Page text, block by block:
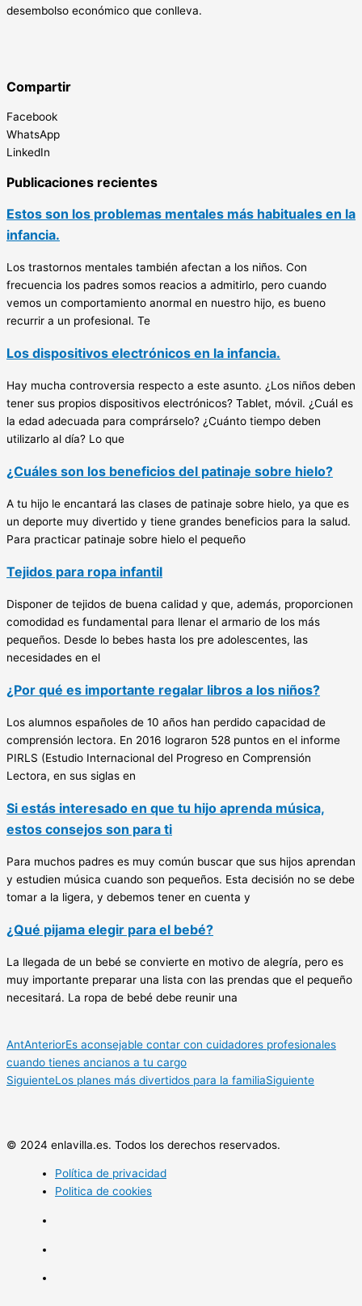
desembolso económico que conlleva.
Compartir
Facebook
WhatsApp
LinkedIn
Publicaciones recientes
Estos son los problemas mentales más habituales en la
infancia.
Los trastornos mentales también afectan a los niños. Con
frecuencia los padres somos reacios a admitirlo, pero cuando
vemos un comportamiento anormal en nuestro hijo, es bueno
recurrir a un profesional. Te
Los dispositivos electrónicos en la infancia.
Hay mucha controversia respecto a este asunto. ¿Los niños deben
tener sus propios dispositivos electrónicos? Tablet, móvil. ¿Cuál es
la edad adecuada para comprárselo? ¿Cuánto tiempo deben
utilizarlo al día? Lo que
¿Cuáles son los beneficios del patinaje sobre hielo?
A tu hijo le encantará las clases de patinaje sobre hielo, ya que es
un deporte muy divertido y tiene grandes beneficios para la salud.
Para practicar patinaje sobre hielo el pequeño
Tejidos para ropa infantil
Disponer de tejidos de buena calidad y que, además, proporcionen
comodidad es fundamental para llenar el armario de los más
pequeños. Desde lo bebes hasta los pre adolescentes, las
necesidades en el
¿Por qué es importante regalar libros a los niños?
Los alumnos españoles de 10 años han perdido capacidad de
comprensión lectora. En 2016 lograron 528 puntos en el informe
PIRLS (Estudio Internacional del Progreso en Comprensión
Lectora, en sus siglas en
Si estás interesado en que tu hijo aprenda música,
estos consejos son para ti
Para muchos padres es muy común buscar que sus hijos aprendan
y estudien música cuando son pequeños. Esta decisión no se debe
tomar a la ligera, y debemos tener en cuenta y
¿Qué pijama elegir para el bebé?
La llegada de un bebé se convierte en motivo de alegría, pero es
muy importante preparar una lista con las prendas que el pequeño
necesitará. La ropa de bebé debe reunir una
AntAnteriorEs aconsejable contar con cuidadores profesionales
cuando tienes ancianos a tu cargo
SiguienteLos planes más divertidos para la familiaSiguiente
© 2024 enlavilla.es. Todos los derechos reservados.
Política de privacidad
Politica de cookies